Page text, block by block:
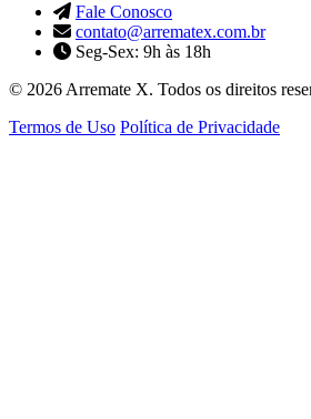
Fale Conosco
contato@arrematex.com.br
Seg-Sex: 9h às 18h
© 2026 Arremate X. Todos os direitos
Termos de Uso Política de Privacidade